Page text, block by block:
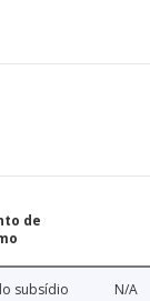
de
subsídio N/A